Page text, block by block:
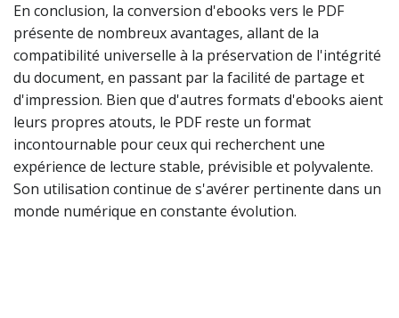
En conclusion, la conversion d'ebooks vers le PDF
présente de nombreux avantages, allant de la
compatibilité universelle à la préservation de l'intégrité
du document, en passant par la facilité de partage et
d'impression. Bien que d'autres formats d'ebooks aient
leurs propres atouts, le PDF reste un format
incontournable pour ceux qui recherchent une
expérience de lecture stable, prévisible et polyvalente.
Son utilisation continue de s'avérer pertinente dans un
monde numérique en constante évolution.